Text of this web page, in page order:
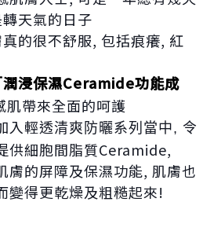
天氣的日子
的很不舒服, 包括痕癢, 紅
潤浸保濕Ceramide功能成
肌帶來全面的呵護
入輕透清爽防曬系列當中, 令
供細胞間脂質Ceramide,
膚的屏障及保濕功能, 肌膚也
變得更乾燥及粗糙起來!